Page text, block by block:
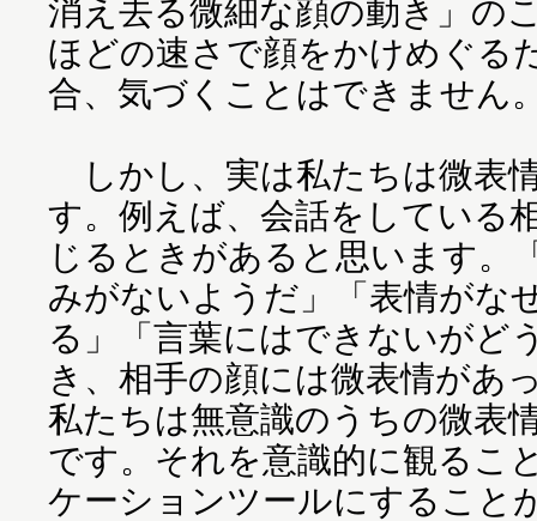
消え去る微細な顔の動き」の
ほどの速さで顔をかけめぐる
合、気づくことはできません
しかし、実は私たちは微表
す。例えば、会話をしている
じるときがあると思います。
みがないようだ」「表情がな
る」「言葉にはできないがど
き、相手の顔には微表情があ
私たちは無意識のうちの微表
です。それを意識的に観るこ
ケーションツールにすること